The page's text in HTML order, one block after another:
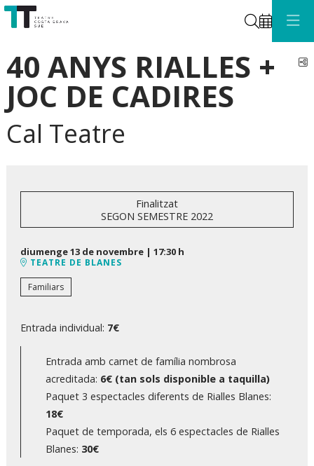
Cerca
40 ANYS RIALLES +
JOC DE CADIRES
Cal Teatre
Finalitzat
SEGON SEMESTRE 2022
diumenge 13 de novembre | 17:30 h
TEATRE DE BLANES
Familiars
Entrada individual: 7€
Entrada amb carnet de família nombrosa
acreditada: 6€ (tan sols disponible a taquilla)
Paquet 3 espectacles diferents de Rialles Blanes:
18€
Paquet de temporada, els 6 espectacles de Rialles
Blanes: 30€